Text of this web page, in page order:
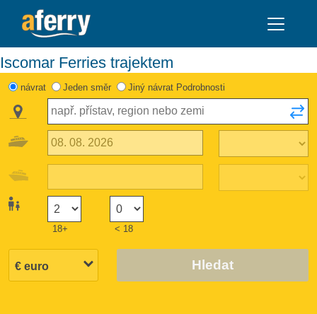
Iscomar Ferries trajektem
návrat Jeden směr Jiný návrat Podrobnosti
18+ < 18
Hledat